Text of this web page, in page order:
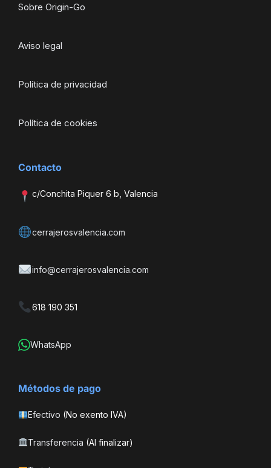
Sobre Origin-Go
Aviso legal
Política de privacidad
Política de cookies
Contacto
c/Conchita Piquer 6 b, Valencia
cerrajerosvalencia.com
info@cerrajerosvalencia.com
618 190 351
WhatsApp
Métodos de pago
Efectivo (No exento IVA)
Transferencia (Al finalizar)